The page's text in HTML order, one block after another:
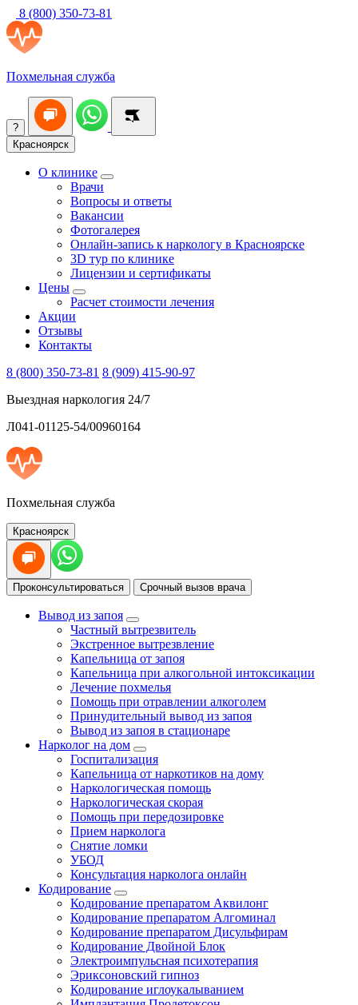
8 (800) 350-73-81
Похмельная служба
?
Красноярск
О клинике
Врачи
Вопросы и ответы
Вакансии
Фотогалерея
Онлайн-запись к наркологу в Красноярске
3D тур по клинике
Лицензии и сертификаты
Цены
Расчет стоимости лечения
Акции
Отзывы
Контакты
8 (800) 350-73-81 8 (909) 415-90-97
Выездная наркология 24/7
Л041-01125-54/00960164
Похмельная служба
Красноярск
Проконсультироваться Срочный вызов врача
Вывод из запоя
Частный вытрезвитель
Экстренное вытрезвление
Капельница от запоя
Капельница при алкогольной интоксикации
Лечение похмелья
Помощь при отравлении алкоголем
Принудительный вывод из запоя
Вывод из запоя в стационаре
Нарколог на дом
Госпитализация
Капельница от наркотиков на дому
Наркологическая помощь
Наркологическая скорая
Помощь при передозировке
Прием нарколога
Снятие ломки
УБОД
Консультация нарколога онлайн
Кодирование
Кодирование препаратом Аквилонг
Кодирование препаратом Алгоминал
Кодирование препаратом Дисульфирам
Кодирование Двойной Блок
Электроимпульсная психотерапия
Эриксоновский гипноз
Кодирование иглоукалыванием